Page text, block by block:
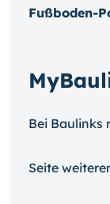
Fußboden-
Bei Baulinks
Seite